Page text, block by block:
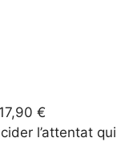
€
l’attentat qui